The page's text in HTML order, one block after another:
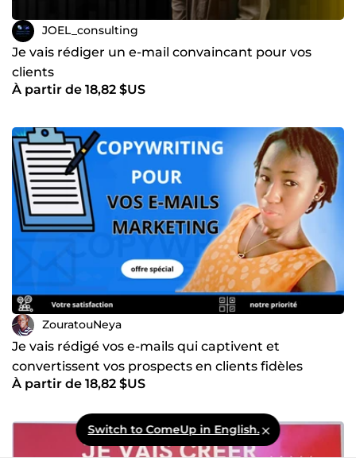
JOEL_consulting
Je vais rédiger un e-mail convaincant pour vos
clients
À partir de 18,82 $US
ZouratouNeya
Je vais rédigé vos e-mails qui captivent et
convertissent vos prospects en clients fidèles
À partir de 18,82 $US
Switch to ComeUp in English.